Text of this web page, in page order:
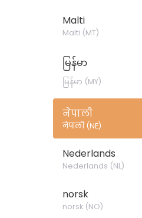
Malti
Malti (MT)
မြန်မာ
မြန်မာ (MY)
नेपाली
नेपाली(NE)
Nederlands
Nederlands (NL)
norsk
norsk(NO)